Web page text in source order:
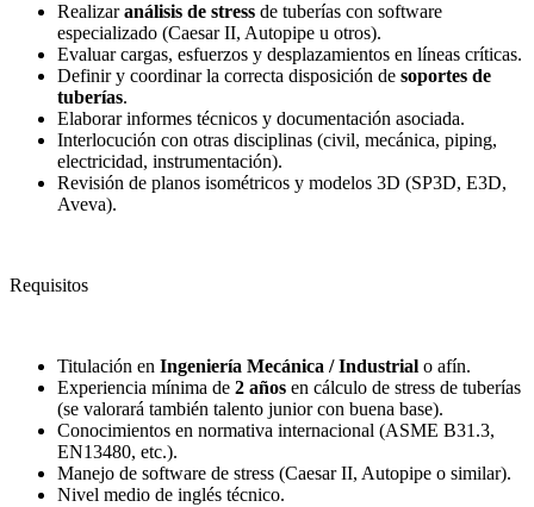
Realizaranálisis de stress de tuberías con software
especializado (Caesar II, Autopipe u otros).
Evaluar cargas, esfuerzos y desplazamientos en líneas críticas.
Definir y coordinar la correcta disposición de soportes de
tuberías.
Elaborar informes técnicos y documentación asociada.
Interlocución con otras disciplinas (civil, mecánica, piping,
electricidad, instrumentación).
Revisión de planos isométricos y modelos 3D (SP3D, E3D,
Aveva).
Requisitos
Titulación en Ingeniería Mecánica / Industrial o afín.
Experiencia mínima de 2 años en cálculo de stress de tuberías
(se valorará también talento junior con buena base).
Conocimientos en normativa internacional (ASME B31.3,
EN13480, etc.).
Manejo de software de stress (Caesar II, Autopipe o similar).
Nivel medio de inglés técnico.